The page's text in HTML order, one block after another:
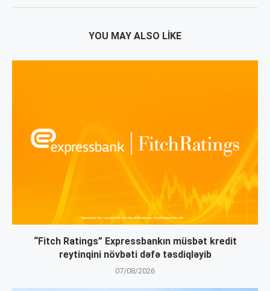
YOU MAY ALSO LIKE
“Fitch Ratings” Expressbankın müsbət kredit
reytinqini növbəti dəfə təsdiqləyib
07/08/2026